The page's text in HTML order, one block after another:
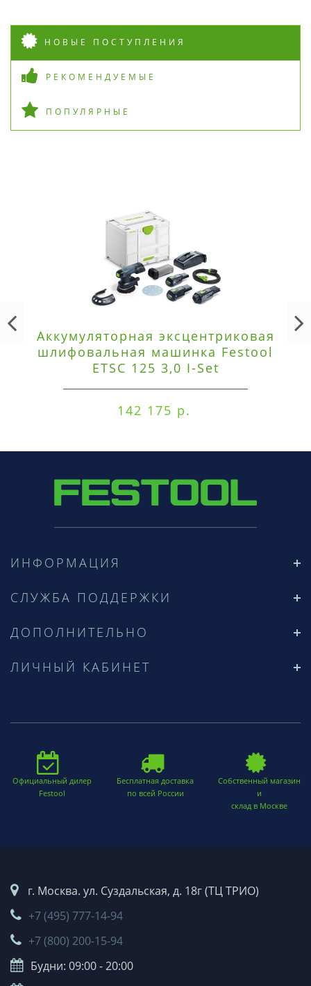
НОВЫЕ ПОСТУПЛЕНИЯ
РЕКОМЕНДУЕМЫЕ
ПОПУЛЯРНЫЕ
Аккумуляторная эксцентриковая
шлифовальная машинка Festool
ETSC 125 3,0 I-Set
142 175 р.
ИНФОРМАЦИЯ
СЛУЖБА ПОДДЕРЖКИ
ДОПОЛНИТЕЛЬНО
ЛИЧНЫЙ КАБИНЕТ
Официальный дилер
Festool
Бесплатная доставка
по всей России
Собственный магазин
и
склад в Москве
г. Москва. ул. Суздальская, д. 18г (ТЦ ТРИО)
+7 (495) 777-14-94
+7 (800) 200-15-94
Будни: 09:00 - 20:00